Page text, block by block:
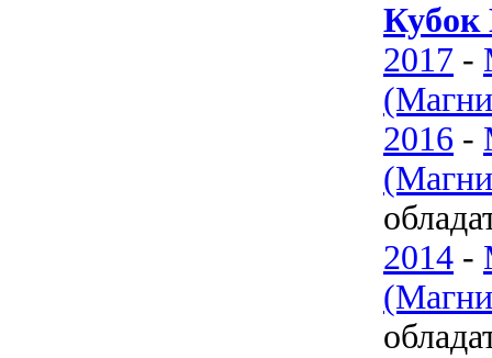
Кубок
2017 -
2016 -
2014 -